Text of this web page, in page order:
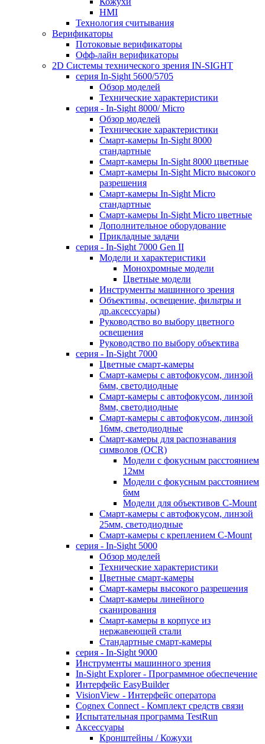
HMI
Технология считывания
Верификаторы
Потоковые верификаторы
Офф-лайн верификаторы
2D Системы технического зрения IN-SIGHT
серия In-Sight 5600/5705
Обзор моделей
Технические характеристики
серия - In-Sight 8000/ Micro
Обзор моделей
Технические характеристики
Смарт-камеры In-Sight 8000
стандартные
Смарт-камеры In-Sight 8000 цветные
Смарт-камеры In-Sight Micro высокого
разрешения
Cмарт-камеры In-Sight Micro
cтандартные
Cмарт-камеры In-Sight Micro цветные
Дополнительное оборудование
Прикладные задачи
cерия - In-Sight 7000 Gen II
Модели и характеристики
Монохромные модели
Цветные модели
Инструменты машинного зрения
Объективы, освещение, фильтры и
др.аксессуары)
Руководство во выбору цветного
освещения
Руководство по выбору объектива
серия - In-Sight 7000
Цветные смарт-камеры
Смарт-камеры с автофокусом, линзой
6мм, светодиодные
Смарт-камеры с автофокусом, линзой
8мм, светодиодные
Смарт-камеры с автофокусом, линзой
16мм, светодиодные
Смарт-камеры для распознавания
символов (OCR)
Модели с фокусным расстоянием
12мм
Модели с фокусным расстоянием
6мм
Модели для объективов C-Mount
Смарт-камеры с автофокусом, линзой
25мм, светодиодные
Смарт-камеры с креплением C-Mount
серия - In-Sight 5000
Обзор моделей
Технические характеристики
Цветные смарт-камеры
Смарт-камеры высокого разрешения
Смарт-камеры линейного
сканирования
Смарт-камеры в корпусе из
нержавеющей стали
Стандартные смарт-камеры
серия - In-Sight 9000
Инструменты машинного зрения
In-Sight Explorer - Программное обеспечение
Интерфейс EasyBuilder
VisionView - Интерфейс оператора
Cognex Connect - Комплект средств связи
Испытательная программа TestRun
Аксессуары
Кронштейны / Кожухи